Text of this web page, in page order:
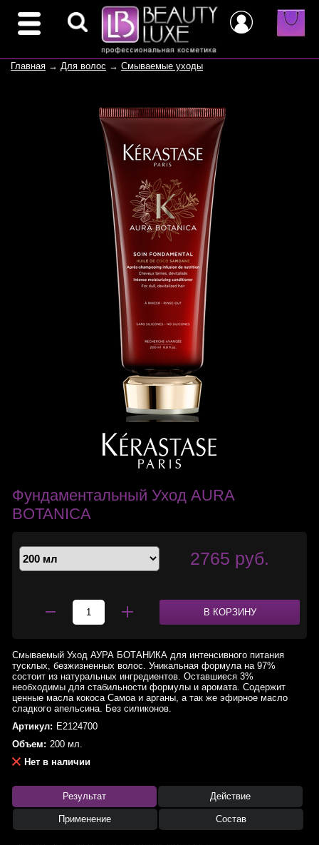
Главная → Для волос → Смываемые уходы
Фундаментальный Уход AURA
BOTANICA
2765 руб.
В КОРЗИНУ
Смываемый Уход АУРА БОТАНИКА для интенсивного питания
тусклых, безжизненных волос. Уникальная формула на 97%
состоит из натуральных ингредиентов. Оставшиеся 3%
необходимы для стабильности формулы и аромата. Содержит
ценные масла кокоса Самоа и арганы, а так же эфирное масло
сладкого апельсина. Без силиконов.
Артикул: E2124700
Объем: 200 мл.
Нет в наличии
Результат Действие
Применение Состав